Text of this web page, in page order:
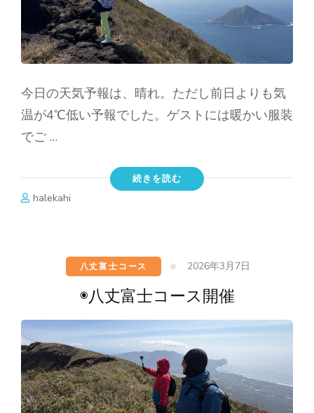
今日の天気予報は、晴れ。ただし前日よりも気
温が4℃低い予報でした。ゲストには暖かい服装
でご …
続きを読む
halekahi
八丈富士コース 2026年3月7日
◉八丈富士コース開催